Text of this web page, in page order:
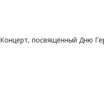
Концерт, посвящённый Дню